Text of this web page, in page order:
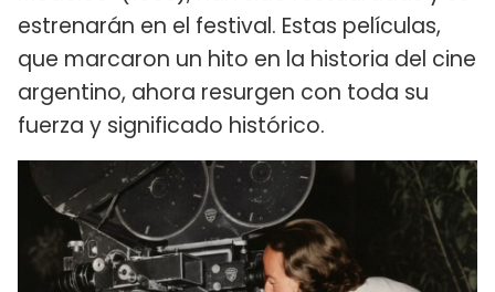
estrenarán en el festival. Estas películas,
que marcaron un hito en la historia del cine
argentino, ahora resurgen con toda su
fuerza y significado histórico.